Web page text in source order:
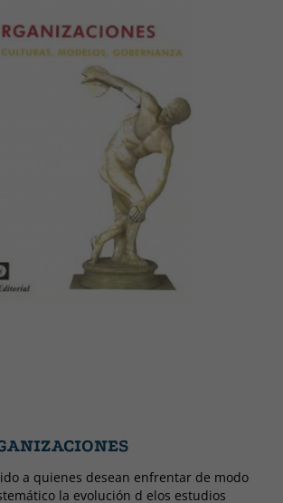
a quienes desean enfrentar de modo
la evolución d elos estudios